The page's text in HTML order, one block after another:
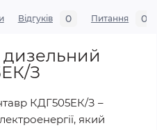
Відгуків 0 Питання 0
дизельний
З
КДГ505ЕК/З –
який